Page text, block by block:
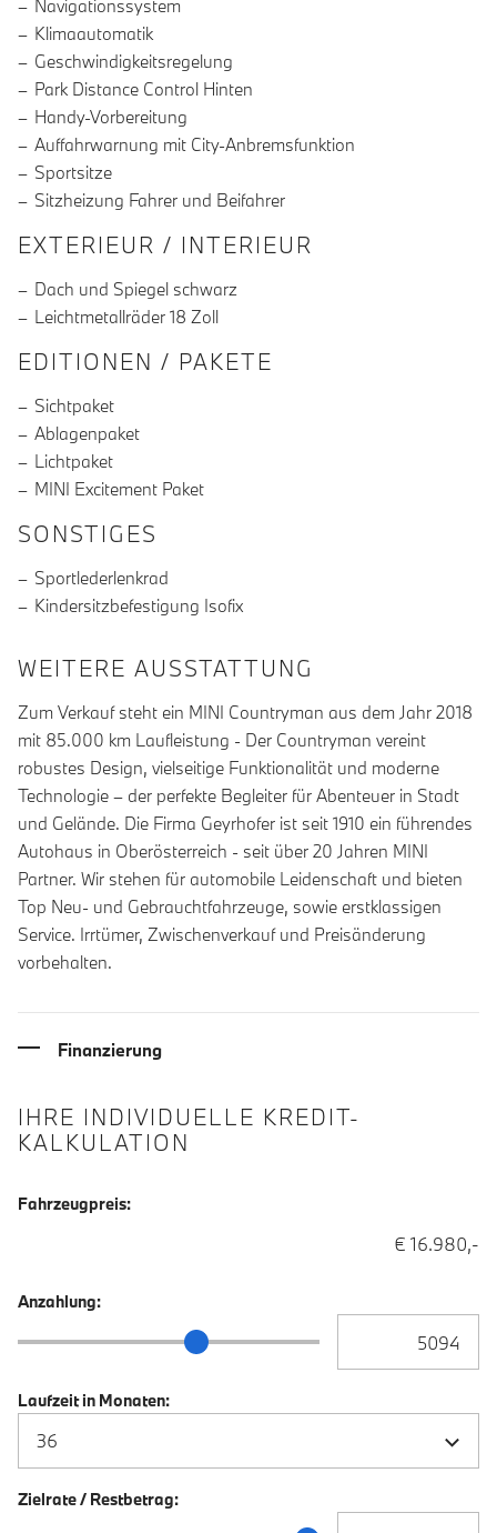
Navigationssystem
Klimaautomatik
Geschwindigkeitsregelung
Park Distance Control Hinten
Handy-Vorbereitung
Auffahrwarnung mit City-Anbremsfunktion
Sportsitze
Sitzheizung Fahrer und Beifahrer
EXTERIEUR / INTERIEUR
Dach und Spiegel schwarz
Leichtmetallräder 18 Zoll
EDITIONEN / PAKETE
Sichtpaket
Ablagenpaket
Lichtpaket
MINI Excitement Paket
SONSTIGES
Sportlederlenkrad
Kindersitzbefestigung Isofix
WEITERE AUSSTATTUNG
Zum Verkauf steht ein MINI Countryman aus dem Jahr 2018
mit 85.000 km Laufleistung - Der Countryman vereint
robustes Design, vielseitige Funktionalität und moderne
Technologie – der perfekte Begleiter für Abenteuer in Stadt
und Gelände. Die Firma Geyrhofer ist seit 1910 ein führendes
Autohaus in Oberösterreich - seit über 20 Jahren MINI
Partner. Wir stehen für automobile Leidenschaft und bieten
Top Neu- und Gebrauchtfahrzeuge, sowie erstklassigen
Service. Irrtümer, Zwischenverkauf und Preisänderung
vorbehalten.
Finanzierung
IHRE INDIVIDUELLE KREDIT-
KALKULATION
Fahrzeugpreis:
€ 16.980,-
Anzahlung:
Anzahlung Schieberegler
Laufzeit in Monaten:
Zielrate / Restbetrag: